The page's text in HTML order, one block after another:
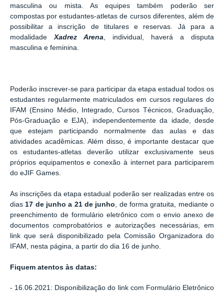
masculina ou mista. As equipes também poderão ser
compostas por estudantes-atletas de cursos diferentes, além de
possibilitar a inscrição de titulares e reservas. Já para a
modalidadeXadrez Arena, individual, haverá a disputa
masculina e feminina.
Poderão inscrever-se para participar da etapa estadual todos os
estudantes regularmente matriculados em cursos regulares do
IFAM (Ensino Médio, Integrado, Cursos Técnicos, Graduação,
Pós-Graduação e EJA), independentemente da idade, desde
que estejam participando normalmente das aulas e das
atividades acadêmicas. Além disso, é importante destacar que
os estudantes-atletas deverão utilizar exclusivamente seus
próprios equipamentos e conexão à internet para participarem
do eJIF Games.
As inscrições da etapa estadual poderão ser realizadas entre os
dias17 de junho a 21 de junho, de forma gratuita, mediante o
preenchimento de formulário eletrônico com o envio anexo de
documentos comprobatórios e autorizações necessárias, em
link que será disponibilizado pela Comissão Organizadora do
IFAM, nesta página, a partir do dia 16 de junho.
Fiquem atentos às datas:
- 16.06.2021: Disponibilização do link com Formulário Eletrônico